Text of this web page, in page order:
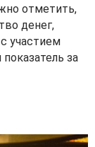
отметить,
денег,
участием
за